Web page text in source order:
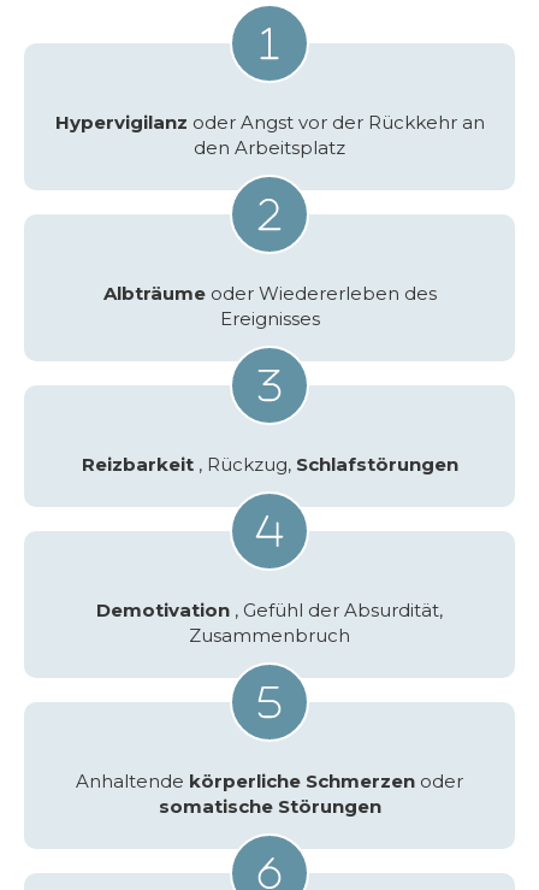
Hypervigilanz oder Angst vor der Rückkehr an
den Arbeitsplatz
Albträumeoder Wiedererleben des
Ereignisses
Reizbarkeit, Rückzug, Schlafstörungen
Demotivation , Gefühl der Absurdität,
Zusammenbruch
Anhaltende körperliche Schmerzen oder
somatische Störungen